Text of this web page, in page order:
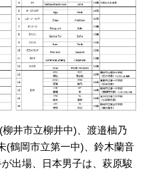
井市立柳井中)、渡邉柚乃
(鶴岡市立第一中)、鈴木蘭音
出場、日本男子は、萩原駿